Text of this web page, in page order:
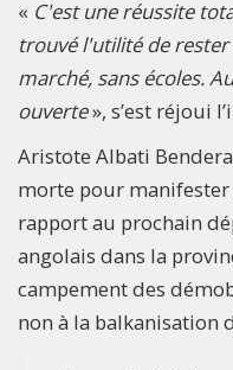
« C'est une réussite
trouvé l'utilité de rester
marché, sans écoles.
ouverte», s’est réjoui
Aristote Albati
morte pour
rapport au prochain
angolais dans la
campement des
non à la balkanisation